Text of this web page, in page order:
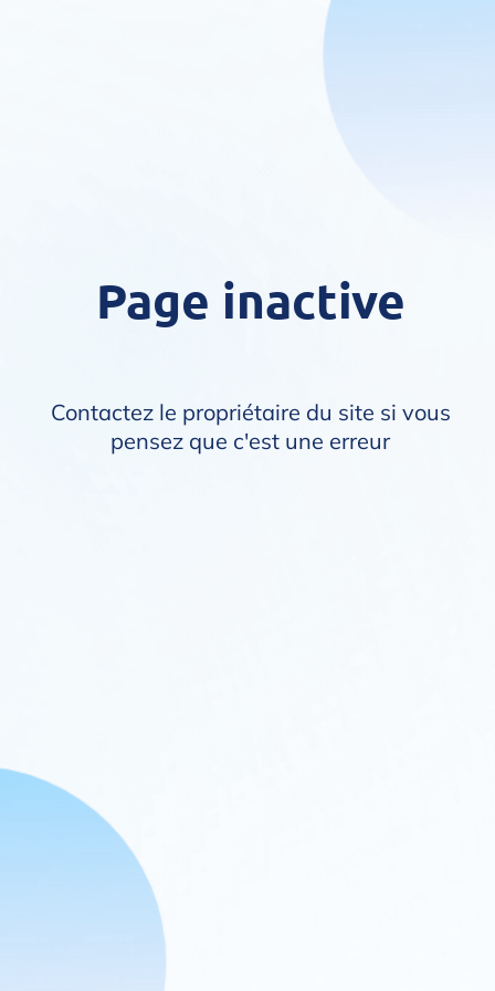
Page inactive
Contactez le propriétaire du site si vous
pensez que c'est une erreur